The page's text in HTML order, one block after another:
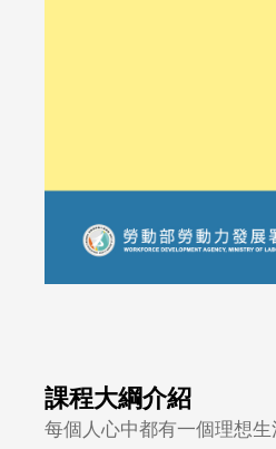
課程大綱介紹
每個人心中都有一個理想生